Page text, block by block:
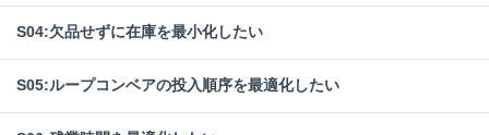
S04:欠品せずに在庫を最小化したい
S05:ループコンベアの投入順序を最適化したい